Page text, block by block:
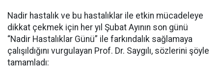
Nadir hastalık ve bu hastalıklar ile etkin mücadeleye
dikkat çekmek için her yıl Şubat Ayının son günü
“Nadir Hastalıklar Günü” ile farkındalık sağlamaya
çalışıldığını vurgulayan Prof. Dr. Saygılı, sözlerini şöyle
tamamladı: